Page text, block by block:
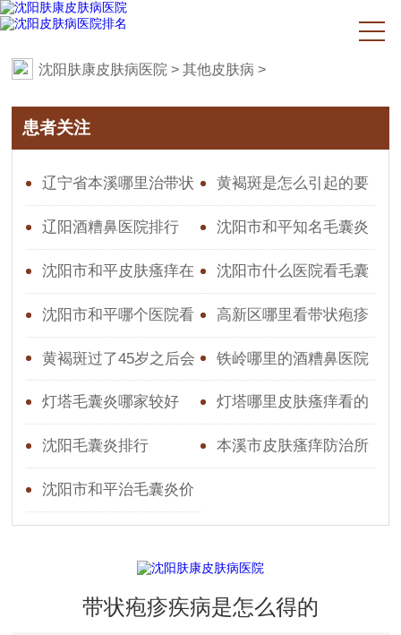
沈阳肤康皮肤病医院 >其他皮肤病 >
患者关注
辽宁省本溪哪里治带状
疱疹好
黄褐斑是怎么引起的要
怎么去根治呢
辽阳酒糟鼻医院排行 沈阳市和平知名毛囊炎
医院,医院口碑怎么样
沈阳市和平皮肤瘙痒在
哪看
沈阳市什么医院看毛囊
炎好
沈阳市和平哪个医院看
皮肤瘙痒好一点的
高新区哪里看带状疱疹
好些
黄褐斑过了45岁之后会
淡吗
铁岭哪里的酒糟鼻医院
好
灯塔毛囊炎哪家较好 灯塔哪里皮肤瘙痒看的
较好
沈阳毛囊炎排行 本溪市皮肤瘙痒防治所
沈阳市和平治毛囊炎价
带状疱疹疾病是怎么得的